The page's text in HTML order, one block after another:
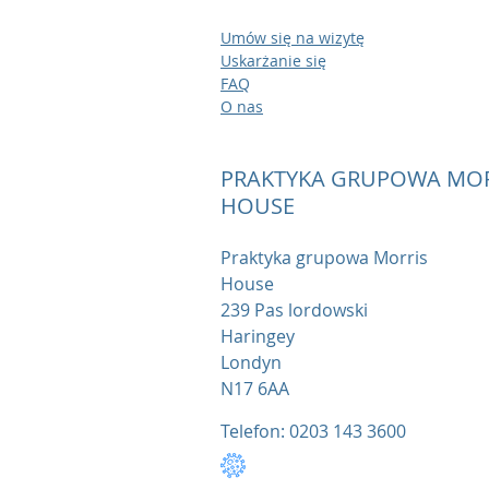
Umów się na wizytę
Uskarżanie się
FAQ
O nas
PRAKTYKA GRUPOWA
HOUSE
Praktyka grupowa Morris
House
239 Pas lordowski
Haringey
Londyn
N17 6AA
Telefon: 0203 143 3600